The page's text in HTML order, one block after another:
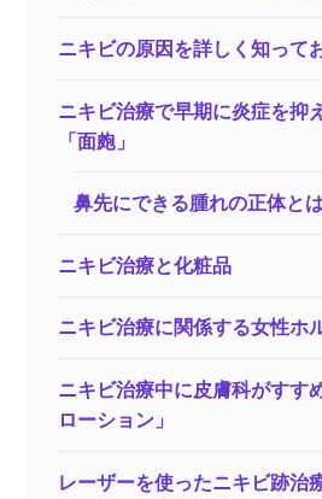
ニキビの原因を詳しく知って
ニキビ治療で早期に炎症を抑
「面皰」
鼻先にできる腫れの正体と
ニキビ治療と化粧品
ニキビ治療に関係する女性ホ
ニキビ治療中に皮膚科がすす
ローション」
レーザーを使ったニキビ跡治